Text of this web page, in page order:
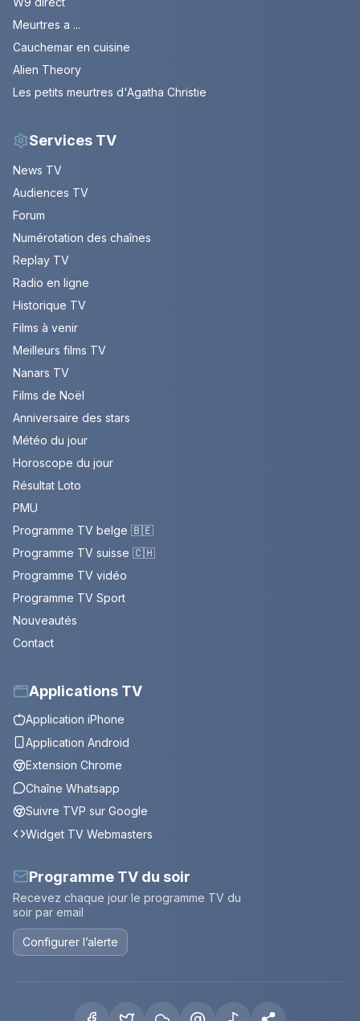
Meurtres a ...
Cauchemar en cuisine
Alien Theory
Les petits meurtres d'Agatha Christie
Services TV
News TV
Audiences TV
Forum
Numérotation des chaînes
Replay TV
Radio en ligne
Historique TV
Films à venir
Meilleurs films TV
Nanars TV
Films de Noël
Anniversaire des stars
Météo du jour
Horoscope du jour
Résultat Loto
PMU
Programme TV belge 🇧🇪
Programme TV suisse 🇨🇭
Programme TV vidéo
Programme TV Sport
Nouveautés
Contact
Applications TV
Application iPhone
Application Android
Extension Chrome
Chaîne Whatsapp
Suivre TVP sur Google
Widget TV Webmasters
Programme TV du soir
Recevez chaque jour le programme TV du
soir par email
Configurer l’alerte